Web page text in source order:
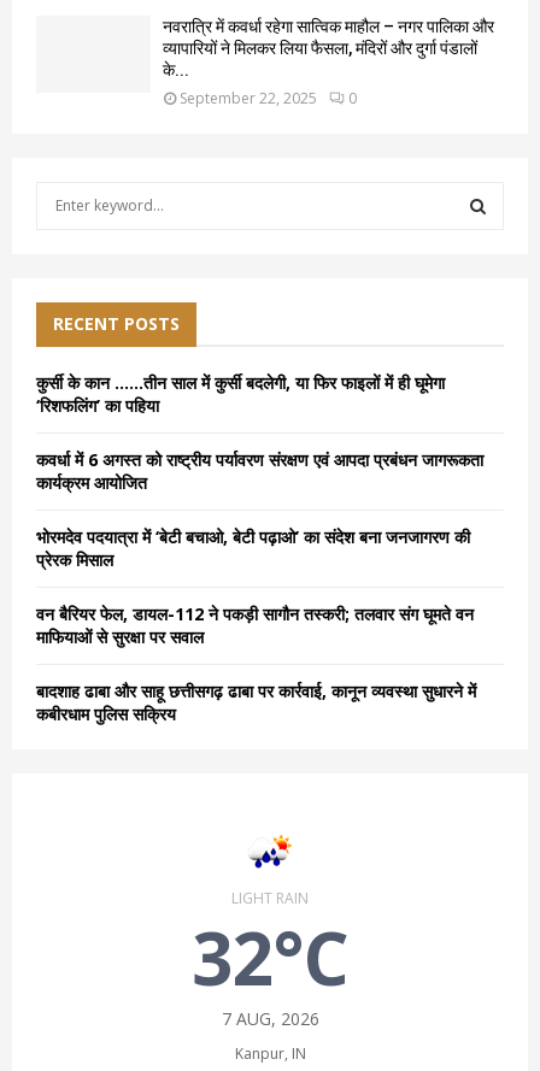
नवरात्रि में कवर्धा रहेगा सात्विक माहौल – नगर पालिका और
व्यापारियों ने मिलकर लिया फैसला, मंदिरों और दुर्गा पंडालों
के...
September 22, 2025 0
f
o
r
RECENT POSTS
कुर्सी के कान ……तीन साल में कुर्सी बदलेगी, या फिर फाइलों में ही घूमेगा
‘रिशफलिंग’ का पहिया
कवर्धा में 6 अगस्त को राष्ट्रीय पर्यावरण संरक्षण एवं आपदा प्रबंधन जागरूकता
कार्यक्रम आयोजित
भोरमदेव पदयात्रा में ‘बेटी बचाओ, बेटी पढ़ाओ’ का संदेश बना जनजागरण की
प्रेरक मिसाल
वन बैरियर फेल, डायल-112 ने पकड़ी सागौन तस्करी; तलवार संग घूमते वन
माफियाओं से सुरक्षा पर सवाल
बादशाह ढाबा और साहू छत्तीसगढ़ ढाबा पर कार्रवाई, कानून व्यवस्था सुधारने में
कबीरधाम पुलिस सक्रिय
LIGHT RAIN
32°C
7 AUG, 2026
Kanpur, IN